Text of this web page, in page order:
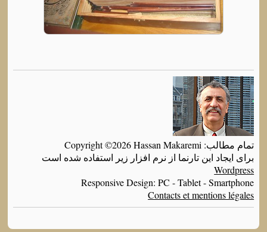
تمام مطالب: Copyright ©2026 Hassan Makaremi
برای ایجاد این تارنما از نرم افزار زیر استفاده شده است
Wordpress
Responsive Design: PC - Tablet - Smartphone
Contacts et mentions légales